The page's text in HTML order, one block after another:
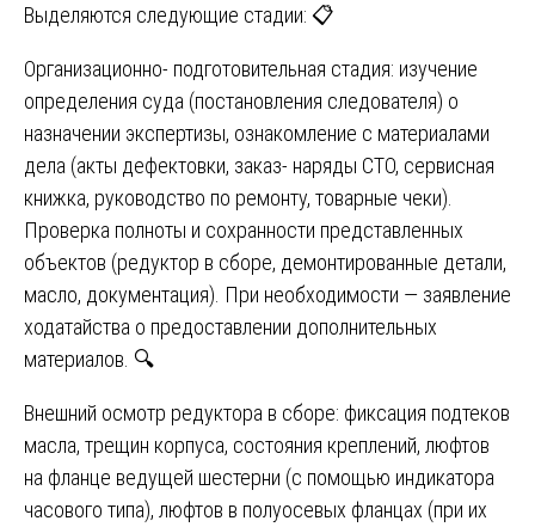
Выделяются следующие стадии: 📋
Организационно- подготовительная стадия: изучение
определения суда (постановления следователя) о
назначении экспертизы, ознакомление с материалами
дела (акты дефектовки, заказ- наряды СТО, сервисная
книжка, руководство по ремонту, товарные чеки).
Проверка полноты и сохранности представленных
объектов (редуктор в сборе, демонтированные детали,
масло, документация). При необходимости — заявление
ходатайства о предоставлении дополнительных
материалов. 🔍
Внешний осмотр редуктора в сборе: фиксация подтеков
масла, трещин корпуса, состояния креплений, люфтов
на фланце ведущей шестерни (с помощью индикатора
часового типа), люфтов в полуосевых фланцах (при их